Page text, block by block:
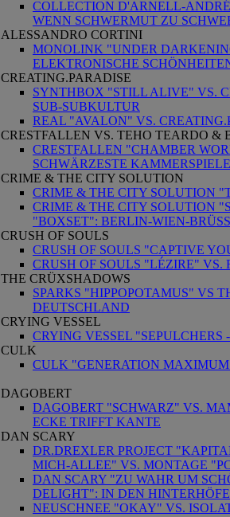
COLLECTION D'ARNELL-
WENN SCHWERMUT ZU
ALESSANDRO CORTINI
MONOLINK "UNDER
ELEKTRONISCHE
CREATING.PARADISE
SYNTHBOX "STILL ALIVE" VS.
SUB-SUBKULTUR
REAL "AVALON" VS.
CRESTFALLEN VS. TEHO TEARDO &
CRESTFALLEN "CHAMBER
SCHWÄRZESTE KAMMERSPIELE
CRIME & THE CITY SOLUTION
CRIME & THE CITY SOLUTION
CRIME & THE CITY SOLUTION
"BOXSET": BERLIN-WIEN-
CRUSH OF SOULS
CRUSH OF SOULS "CAPTIVE
CRUSH OF SOULS "LÉZIRE"
THE CRÜXSHADOWS
SPARKS "HIPPOPOTAMUS" VS
DEUTSCHLAND
CRYING VESSEL
CRYING VESSEL
CULK
CULK "GENERATION
DAGOBERT
DAGOBERT "SCHWARZ" VS.
ECKE TRIFFT KANTE
DAN SCARY
DR.DREXLER PROJECT
MICH-ALLEE" VS. MONTAGE
DAN SCARY "ZU WAHR UM
DELIGHT": IN DEN
NEUSCHNEE "OKAY" VS.